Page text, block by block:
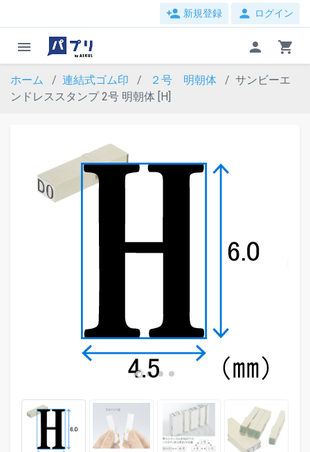
person_add 新規登録 person ログイン
menu person shopping_cart
ホーム 連結式ゴム印 ２号 明朝体
サンビーエ
ンドレススタンプ 2号 明朝体 [H]